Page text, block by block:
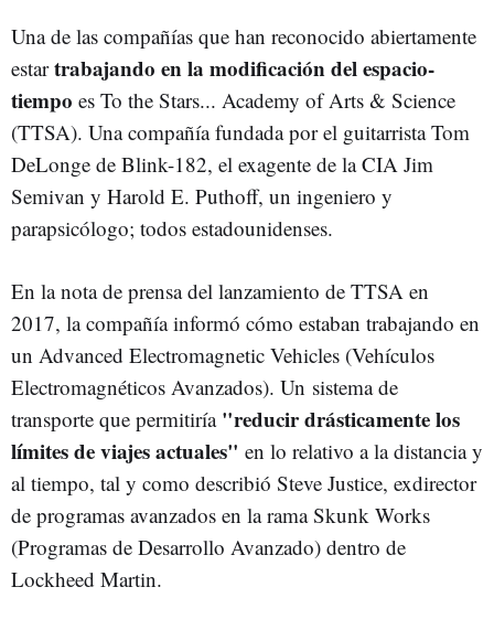
Una de las compañías que han reconocido abiertamente
estartrabajando en la modificación del espacio-
tiempo es To the Stars... Academy of Arts & Science
(TTSA). Una compañía fundada por el guitarrista Tom
DeLonge de Blink-182, el exagente de la CIA Jim
Semivan y Harold E. Puthoff, un ingeniero y
parapsicólogo; todos estadounidenses.
En la nota de prensa del lanzamiento de TTSA en
2017, la compañía informó cómo estaban trabajando en
un Advanced Electromagnetic Vehicles (Vehículos
Electromagnéticos Avanzados). Un sistema de
transporte que permitiría "reducir drásticamente los
límites de viajes actuales" en lo relativo a la distancia y
al tiempo, tal y como describió Steve Justice, exdirector
de programas avanzados en la rama Skunk Works
(Programas de Desarrollo Avanzado) dentro de
Lockheed Martin.